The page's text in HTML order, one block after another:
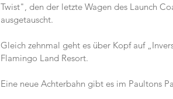
Twist", den der letzte Wagen des Launch
ausgetauscht.
Gleich zehnmal geht es über Kopf auf
Flamingo Land Resort.
Eine neue Achterbahn gibt es im Paultons